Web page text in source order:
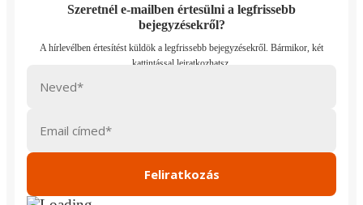
Szeretnél e-mailben értesülni a legfrissebb
bejegyzésekről?